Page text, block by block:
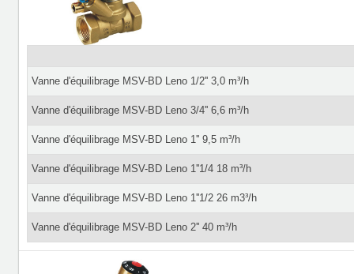
Vanne d'équilibrage MSV-BD Leno 1/2'' 3,0 m³/h
Vanne d'équilibrage MSV-BD Leno 3/4'' 6,6 m³/h
Vanne d'équilibrage MSV-BD Leno 1'' 9,5 m³/h
Vanne d'équilibrage MSV-BD Leno 1''1/4 18 m³/h
Vanne d'équilibrage MSV-BD Leno 1''1/2 26 m3³/h
Vanne d'équilibrage MSV-BD Leno 2'' 40 m³/h